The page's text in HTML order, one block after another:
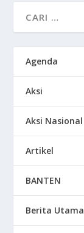
Agenda
Aksi
Aksi Nasional
Artikel
BANTEN
Berita Utama